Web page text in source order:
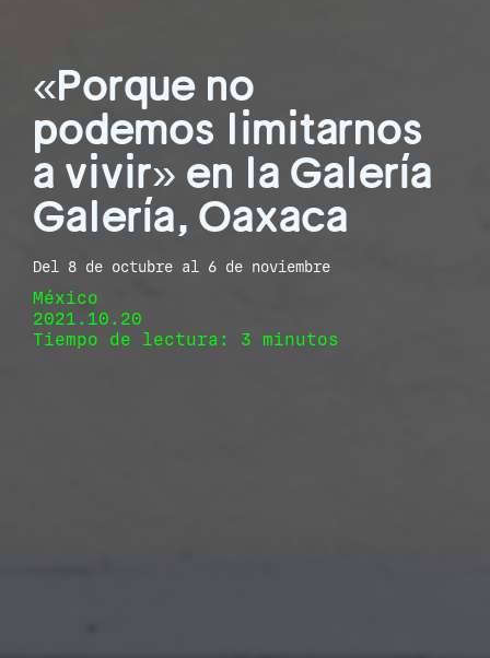
«Porque no
podemos limitarnos
a vivir» en la Galería
Galería, Oaxaca
Del 8 de octubre al 6 de noviembre
México
2021.10.20
Tiempo de lectura: 3 minutos